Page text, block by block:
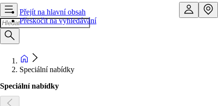
Přejít na hlavní obsah
Přeskočit na vyhledávání
Speciální nabídky
Speciální nabídky